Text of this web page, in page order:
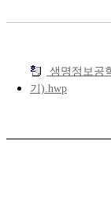
생명정보공
기).hwp